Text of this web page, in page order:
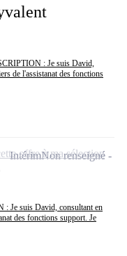
: Je suis David,
de l'assistanat des fonctions
: Je suis David, consultant en
des fonctions support. Je
IntérimNon renseigné
offre à ma sélection